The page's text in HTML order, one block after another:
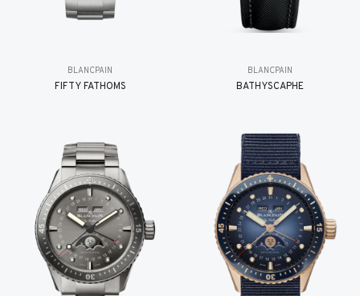
BLANCPAIN
FIFTY FATHOMS
BLANCPAIN
BATHYSCAPHE